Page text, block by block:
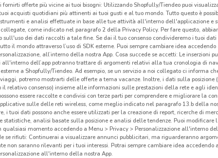
volantini nella tua zona. Riprova più tardi.
fornirti offerte più vicine ai tuoi bisogni: Utilizzando Shopfully/Tiendeo puoi
acquisti quotidiani più attinenti ai tuoi gusti e al tuo mondo. Tutto questo è
e analisi effettuate in base alle tue attività all'interno dell'applicazione e
come indicato nel paragrafo 2 della Privacy Policy. Per fare questo,
sull'uso dei dati raccolti a tale fine. Se dai il tuo consenso condivideremo i tuoi dati
il mondo attraverso l’uso di SDK esterne. Puoi sempre cambiare idea
all’interno della nostra App. Cosa succede se accetti: Le inserzioni
all'interno dell’app potranno trattare di argomenti relativi alla tua cronologia di
a Shopfully/Tiendeo. Ad esempio, se un servizio a noi collegato ci informa
potremo mostrarti delle offerte a tema vacanze. Inoltre, i dati sulla posizione
il relativo consenso) insieme alle informazioni sulle prestazioni della rete e agli
essere raccolte e condivisi con terze parti per comprendere e migliorare la
sulle delle reti wireless, come meglio indicato nel paragrafo 13.b della
i tuoi dati possono anche essere utilizzati per la creazione di report, ricerche di
statistiche, analisi basate sulla posizione e analisi delle tendenze. Puoi modificare
qualsiasi momento accedendo a Menu > Privacy > Personalizzazione all'interno
se rifiuti: Continuerai a visualizzare annunci pubblicitari, ma riguarderanno
non saranno rilevanti per i tuoi interessi. Potrai sempre cambiare idea accedendo
all'interno della nostra App.